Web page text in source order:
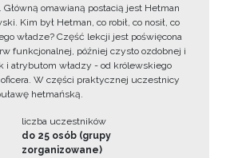
omawianą postacią jest Hetman
Kim był Hetman, co robił, co nosił, co
władze? Część lekcji jest poświęcona
funkcjonalnej, później czysto ozdobnej i
i atrybutom władzy - od królewskiego
oficera. W części praktycznej uczestnicy
hetmańską.
liczba uczestników
do 25 osób (grupy
zorganizowane)